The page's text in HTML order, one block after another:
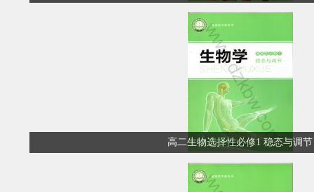
高二生物选择性必修1 稳态与调节